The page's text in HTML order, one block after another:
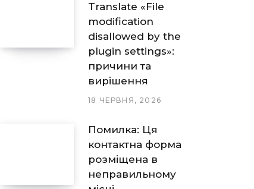
Translate «File
modification
disallowed by the
plugin settings»:
причини та
вирішення
18 ЧЕРВНЯ, 2026
Помилка: Ця
контактна форма
розміщена в
неправильному